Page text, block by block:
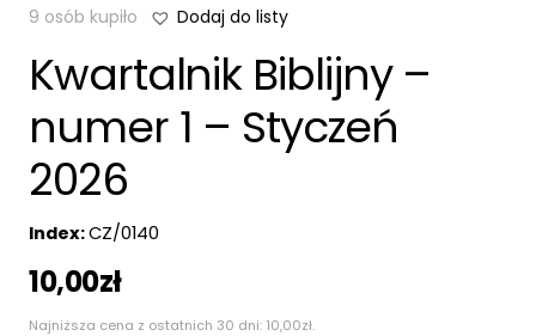
9 osób kupiło Dodaj do listy
Kwartalnik Biblijny –
numer 1 – Styczeń
2026
Index:CZ/0140
10,00zł
Najniższa cena z ostatnich 30 dni: 10,00zł.